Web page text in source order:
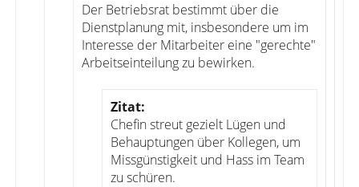
Der Betriebsrat bestimmt über die
Dienstplanung mit, insbesondere um im
Interesse der Mitarbeiter eine "gerechte"
Arbeitseinteilung zu bewirken.
Zitat:
Chefin streut gezielt Lügen und
Behauptungen über Kollegen, um
Missgünstigkeit und Hass im Team
zu schüren.